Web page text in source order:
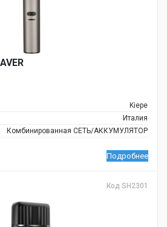
Kiepe
Италия
Комбинированная СЕТЬ/АККУМУЛЯТОР
Подробнее
Код SH2301